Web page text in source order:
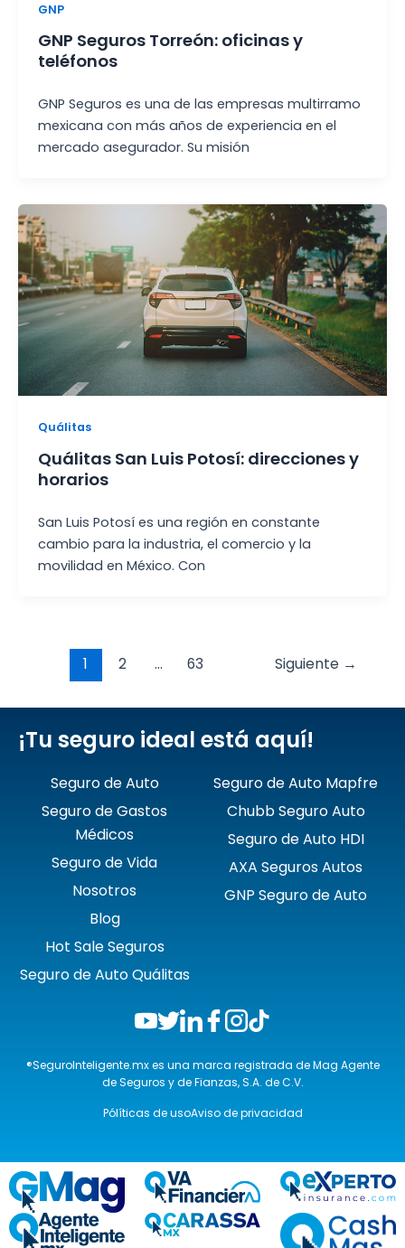
GNP
GNP Seguros Torreón: oficinas y
teléfonos
GNP Seguros es una de las empresas multirramo
mexicana con más años de experiencia en el
mercado asegurador. Su misión
Quálitas
Quálitas San Luis Potosí: direcciones y
horarios
San Luis Potosí es una región en constante
cambio para la industria, el comercio y la
movilidad en México. Con
pagination
1 2 … 63 Siguiente →
¡Tu seguro ideal está aquí!
Seguro de Auto
Seguro de Gastos
Médicos
Seguro de Vida
Nosotros
Blog
Hot Sale Seguros
Seguro de Auto Quálitas
Seguro de Auto Mapfre
Chubb Seguro Auto
Seguro de Auto HDI
AXA Seguros Autos
GNP Seguro de Auto
®SeguroInteligente.mx es una marca registrada de Mag Agente
de Seguros y de Fianzas, S.A. de C.V.
Pólíticas de usoAviso de privacidad